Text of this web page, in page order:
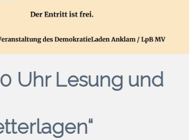
Uhr Lesung und